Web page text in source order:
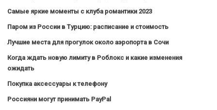
Самые яркие моменты с клуба романтики 2023
Паром из России в Турцию: расписание и стоимость
Лучшие места для прогулок около аэропорта в Сочи
Когда ждать новую лимиту в Роблокс и какие изменения
ожидать
Покупка аксессуары к телефону
Россияни могут принимать PayPal